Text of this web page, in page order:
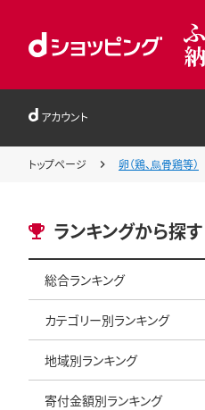
アカウント
トップページ 卵（鶏、烏骨鶏等）
ランキングから探す
総合ランキング
カテゴリー別ランキング
地域別ランキング
寄付金額別ランキング